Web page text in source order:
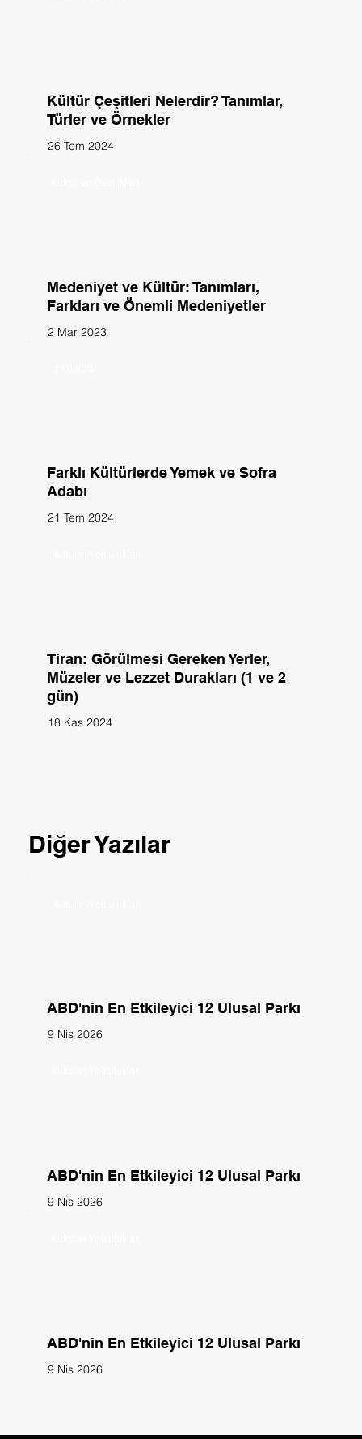
Kültür Çeşitleri Nelerdir? Tanımlar,
Türler ve Örnekler
26 Tem 2024
Medeniyet ve Kültür: Tanımları,
Farkları ve Önemli Medeniyetler
2 Mar 2023
Farklı Kültürlerde Yemek ve Sofra
Adabı
21 Tem 2024
Tiran: Görülmesi Gereken Yerler,
Müzeler ve Lezzet Durakları (1 ve 2
gün)
18 Kas 2024
ABD'nin En Etkileyici 12 Ulusal Parkı
9 Nis 2026
ABD'nin En Etkileyici 12 Ulusal Parkı
9 Nis 2026
ABD'nin En Etkileyici 12 Ulusal Parkı
9 Nis 2026
Diğer Yazılar